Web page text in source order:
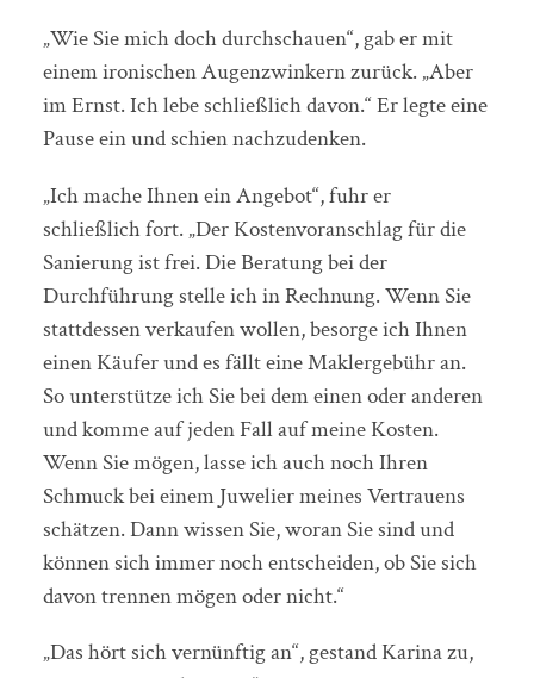
„Wie Sie mich doch durchschauen“, gab er mit
einem ironischen Augenzwinkern zurück. „Aber
im Ernst. Ich lebe schließlich davon.“ Er legte eine
Pause ein und schien nachzudenken.
„Ich mache Ihnen ein Angebot“, fuhr er
schließlich fort. „Der Kostenvoranschlag für die
Sanierung ist frei. Die Beratung bei der
Durchführung stelle ich in Rechnung. Wenn Sie
stattdessen verkaufen wollen, besorge ich Ihnen
einen Käufer und es fällt eine Maklergebühr an.
So unterstütze ich Sie bei dem einen oder anderen
und komme auf jeden Fall auf meine Kosten.
Wenn Sie mögen, lasse ich auch noch Ihren
Schmuck bei einem Juwelier meines Vertrauens
schätzen. Dann wissen Sie, woran Sie sind und
können sich immer noch entscheiden, ob Sie sich
davon trennen mögen oder nicht.“
„Das hört sich vernünftig an“, gestand Karina zu,